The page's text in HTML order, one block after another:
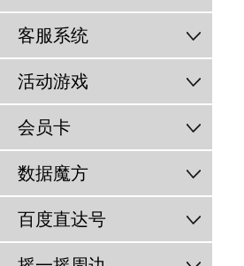
客服系统
活动游戏
会员卡
数据魔方
百度直达号